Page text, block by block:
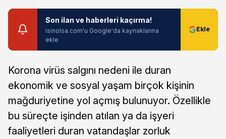
Son ilan ve haberleri kaçırma!
isinolsa.com'u Google'da kaynaklarına
ekle
Korona virüs salgını nedeni ile duran
ekonomik ve sosyal yaşam birçok kişinin
mağduriyetine yol açmış bulunuyor. Özellikle
bu süreçte işinden atılan ya da işyeri
faaliyetleri duran vatandaşlar zorluk